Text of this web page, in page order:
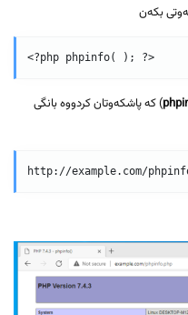
بکەن
<?php phpinfo( ); ?>
) کە پاشکەوتان کردووە بانگی
http://example.com/